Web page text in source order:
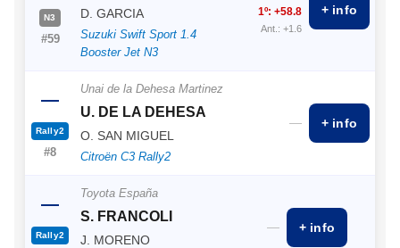
N3
#59
D. GARCIA
Suzuki Swift Sport 1.4
Booster Jet N3
1º: +58.8
Ant.: +1.6
+ info
—
Rally2
#8
Unai de la Dehesa Martinez
U. DE LA DEHESA
O. SAN MIGUEL
Citroën C3 Rally2
— + info
—
Rally2
Toyota España
S. FRANCOLI
J. MORENO
— + info